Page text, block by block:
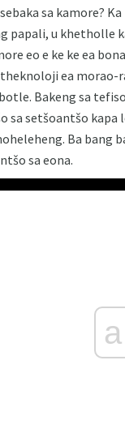
sa kamore?
papali, u khetholle
eo e ke ke ea
ea
Bakeng sa
sa setšoantšo
Ba
sa eona.